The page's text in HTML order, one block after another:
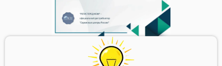
Fujitsu Primergy RX2530 M6